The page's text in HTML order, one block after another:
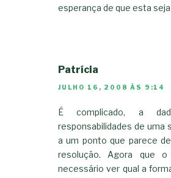
esperança de que esta
Patrícia
JULHO 16, 2008 ÀS 9:14
É complicado, a
responsabilidades de uma
a um ponto que parece
resolução. Agora que
necessário ver qual a